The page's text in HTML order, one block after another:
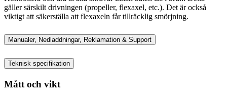
gäller särskilt drivningen (propeller, flexaxel, etc.). Det är också
viktigt att säkerställa att flexaxeln får tillräcklig smörjning.
Manualer, Nedladdningar, Reklamation & Support
Teknisk specifikation
Mått och vikt